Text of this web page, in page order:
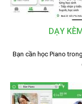
DẠY
Bạn cần học Piano